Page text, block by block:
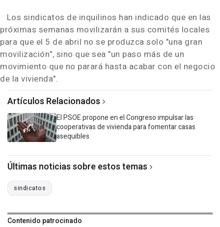
Los sindicatos de inquilinos han indicado que en las
próximas semanas movilizarán a sus comités locales
para que el 5 de abril no se produzca solo "una gran
movilización", sino que sea "un paso más de un
movimiento que no parará hasta acabar con el negocio
de la vivienda".
Artículos Relacionados
El PSOE propone en el Congreso impulsar las
cooperativas de vivienda para fomentar casas
asequibles
Últimas noticias sobre estos temas
sindicatos
Contenido patrocinado